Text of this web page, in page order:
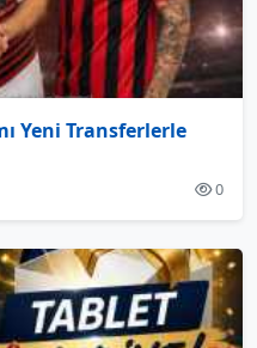
Yeni Transferlerle
0